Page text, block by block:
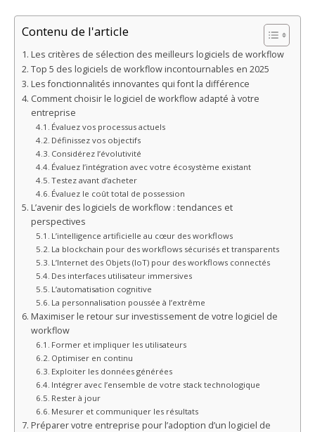
Contenu de l'article
Les critères de sélection des meilleurs logiciels de workflow
Top 5 des logiciels de workflow incontournables en 2025
Les fonctionnalités innovantes qui font la différence
Comment choisir le logiciel de workflow adapté à votre
entreprise
Évaluez vos processus actuels
Définissez vos objectifs
Considérez l’évolutivité
Évaluez l’intégration avec votre écosystème existant
Testez avant d’acheter
Évaluez le coût total de possession
L’avenir des logiciels de workflow : tendances et
perspectives
L’intelligence artificielle au cœur des workflows
La blockchain pour des workflows sécurisés et transparents
L’Internet des Objets (IoT) pour des workflows connectés
Des interfaces utilisateur immersives
L’automatisation cognitive
La personnalisation poussée à l’extrême
Maximiser le retour sur investissement de votre logiciel de
workflow
Former et impliquer les utilisateurs
Optimiser en continu
Exploiter les données générées
Intégrer avec l’ensemble de votre stack technologique
Rester à jour
Mesurer et communiquer les résultats
Préparer votre entreprise pour l’adoption d’un logiciel de